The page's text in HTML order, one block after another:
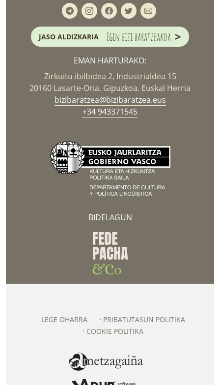
JASO ALDIZKARIA Egin bizi baratzeakoa >
EMAN HARTURAKO:
Zirkuitu ibilbidea 2, Industrialdea 15
20160 Lasarte-Oria. Gipuzkoa. Euskal Herria
bizibaratzea@bizibaratzea.eus
+34 943371545
BIDELAGUN
LEGE OHARRA
PRIBATUTASUN POLITIKA
COOKIE POLITIKA